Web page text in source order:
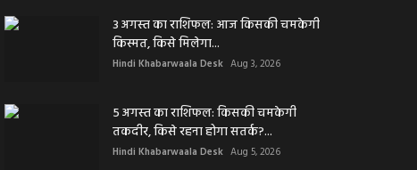
3 अगस्त का राशिफल: आज किसकी चमकेगी
किस्मत, किसे मिलेगा...
Hindi Khabarwaala Desk Aug 3, 2026
5 अगस्त का राशिफल: किसकी चमकेगी
तकदीर, किसे रहना होगा सतर्क?...
Hindi Khabarwaala Desk Aug 5, 2026